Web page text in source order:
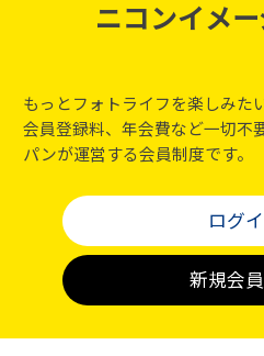
ニコンイメ
もっとフォトライフを楽しみた
会員登録料、年会費など一切不
パンが運営する会員制度です。
ログ
新規会